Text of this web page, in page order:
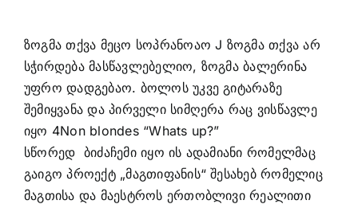
ზოგმა თქვა მეცო სოპრანოაო J ზოგმა თქვა არ
სჭირდება მასწავლებელიო, ზოგმა ბალერინა
უფრო დადგებაო. ბოლოს უკვე გიტარაზე
შემიყვანა და პირველი სიმღერა რაც ვისწავლე
იყო 4Non blondes “Whats up?”
სწორედ ბიძაჩემი იყო ის ადამიანი რომელმაც
გაიგო პროექტ „მაგთიფანის“ შესახებ რომელიც
მაგთისა და მაესტროს ერთობლივი რეალითი